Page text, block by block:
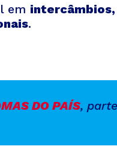
em
.
DO PAÍS,